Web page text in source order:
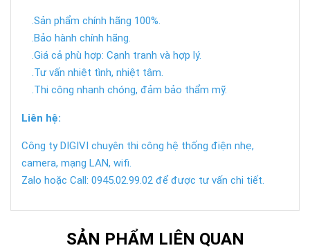
.Sản phẩm chính hãng 100%.
.Bảo hành chính hãng.
.Giá cả phù hợp: Cạnh tranh và hợp lý.
.Tư vấn nhiệt tình, nhiệt tâm.
.Thi công nhanh chóng, đảm bảo thẩm mỹ.
Liên hệ:
Công ty DIGIVI chuyên thi công hệ thống điện nhẹ,
camera, mạng LAN, wifi.
Zalo hoặc Call: 0945.02.99.02 để được tư vấn chi tiết.
SẢN PHẨM LIÊN QUAN